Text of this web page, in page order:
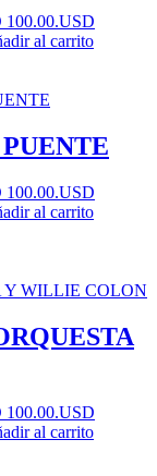
100.00.USD
al carrito
100.00.USD
al carrito
100.00.USD
al carrito